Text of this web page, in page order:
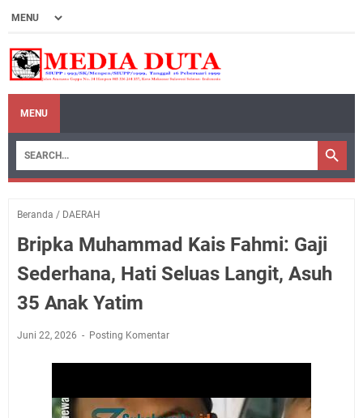
MENU
Beranda / DAERAH
Bripka Muhammad Kais Fahmi: Gaji
Sederhana, Hati Seluas Langit, Asuh
35 Anak Yatim
Juni 22, 2026 Posting Komentar